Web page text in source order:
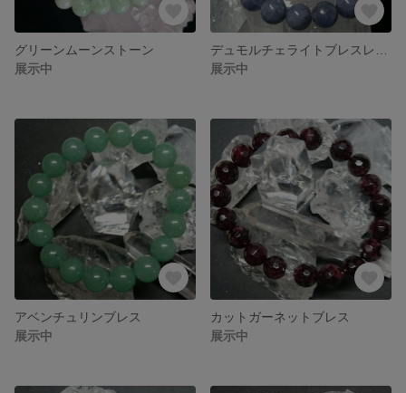
グリーンムーンストーン
展示中
展示中
アベンチュリンブレス
展示中
カットガーネットブレス
展示中